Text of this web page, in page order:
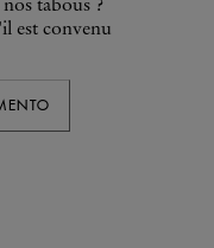
tabous ?
est convenu